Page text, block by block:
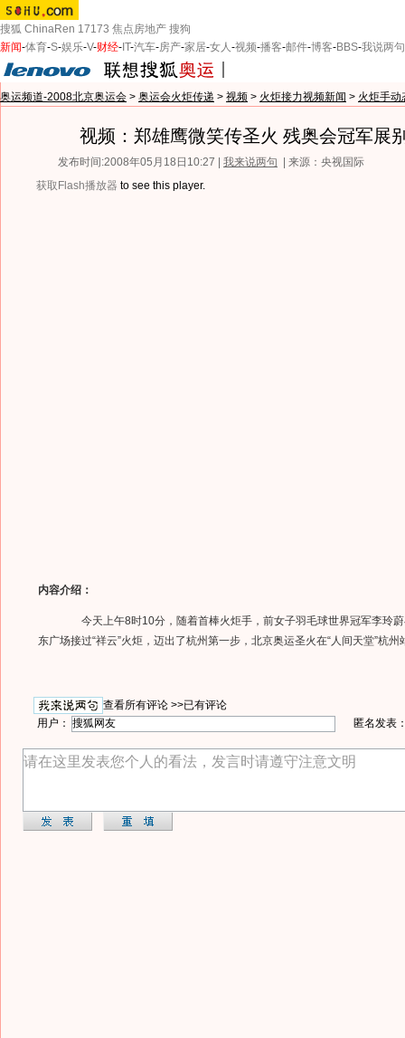
搜狐 ChinaRen 17173 焦点房地产 搜狗
新闻-体育-S-娱乐-V-财经- IT-汽车-房产-家居-女人-视频-播客-邮件-博客-BBS-我说两句
奥运频道-2008北京奥运会 > 奥运会火炬传递 > 视频 > 火炬接力视频新闻 > 火炬手动
视频：郑雄鹰微笑传圣火 残奥会冠军展
发布时间:2008年05月18日10:27 | 我来说两句
| 来源：央视国际
获取Flash播放器 to see this player.
内容介绍：
今天上午8时10分，随着首棒火炬手，前女子羽毛球世界冠军李玲蔚
东广场接过“祥云”火炬，迈出了杭州第一步，北京奥运圣火在“人间天堂”杭
查看所有评论 >>已有评论
用户：
匿名发表